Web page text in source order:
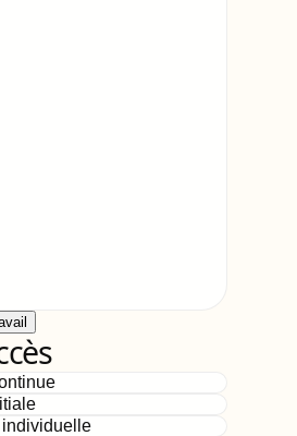
individuelle